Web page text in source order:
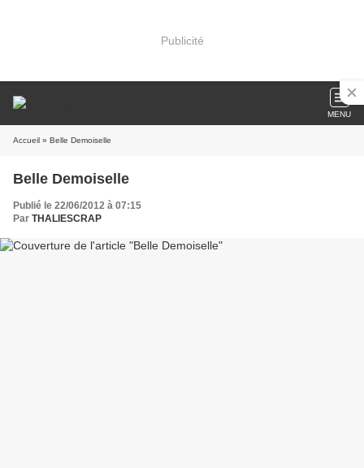
Publicité
MENU
Accueil » Belle Demoiselle
Belle Demoiselle
Publié le 22/06/2012 à 07:15
Par THALIESCRAP